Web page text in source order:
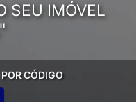
SEU IMÓVEL
POR CÓDIGO